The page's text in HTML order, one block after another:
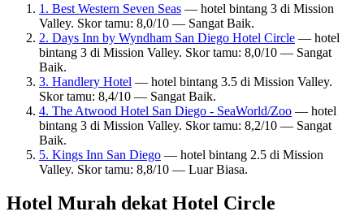
1. Best Western Seven Seas — hotel bintang 3 di Mission
Valley. Skor tamu: 8,0/10 — Sangat Baik.
2. Days Inn by Wyndham San Diego Hotel Circle — hotel
bintang 3 di Mission Valley. Skor tamu: 8,0/10 — Sangat
Baik.
3. Handlery Hotel — hotel bintang 3.5 di Mission Valley.
Skor tamu: 8,4/10 — Sangat Baik.
4. The Atwood Hotel San Diego - SeaWorld/Zoo — hotel
bintang 3 di Mission Valley. Skor tamu: 8,2/10 — Sangat
Baik.
5. Kings Inn San Diego — hotel bintang 2.5 di Mission
Valley. Skor tamu: 8,8/10 — Luar Biasa.
Hotel Murah dekat Hotel Circle